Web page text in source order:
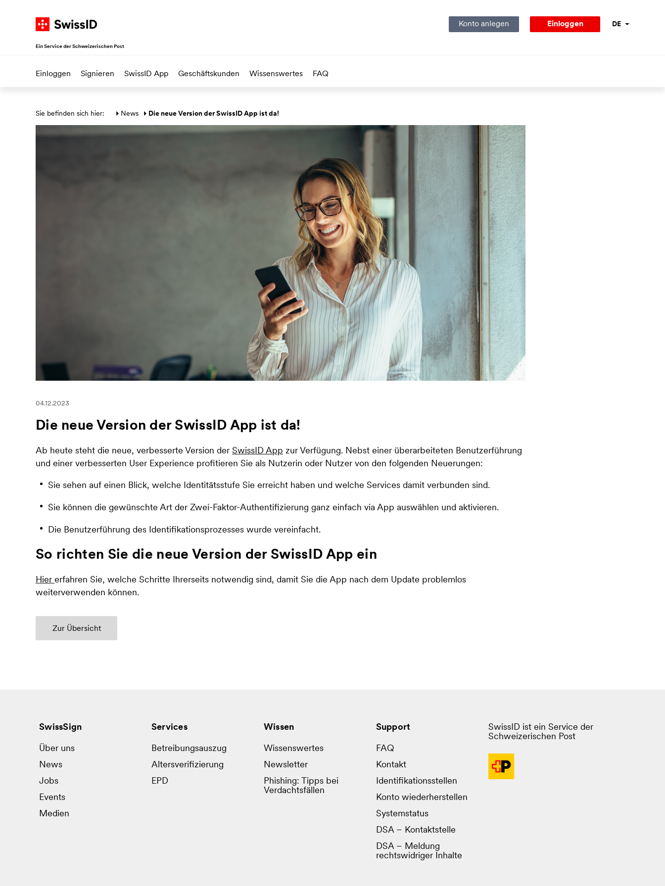
Navigieren auf SwissID
Ein Service der Schweizerischen Post
Konto anlegen Einloggen DE
Einloggen Signieren SwissID App Geschäftskunden Wissenswertes FAQ
Hauptbereich
Sie befinden sich hier: News Die neue Version der SwissID App ist da!
04.12.2023
Die neue Version der SwissID App ist da!
Ab heute steht die neue, verbesserte Version der SwissID App zur Verfügung. Nebst einer überarbeiteten Benutzerführung
und einer verbesserten User Experience profitieren Sie als Nutzerin oder Nutzer von den folgenden Neuerungen:
Sie sehen auf einen Blick, welche Identitätsstufe Sie erreicht haben und welche Services damit verbunden sind.
Sie können die gewünschte Art der Zwei-Faktor-Authentifizierung ganz einfach via App auswählen und aktivieren.
Die Benutzerführung des Identifikationsprozesses wurde vereinfacht.
So richten Sie die neue Version der SwissID App ein
Hier erfahren Sie, welche Schritte Ihrerseits notwendig sind, damit Sie die App nach dem Update problemlos
weiterverwenden können.
Zur Übersicht
SwissSign
Über uns
News
Jobs
Events
Medien
Services
Betreibungsauszug
Altersverifizierung
EPD
Wissen
Wissenswertes
Newsletter
Phishing: Tipps bei
Verdachtsfällen
Support
FAQ
Kontakt
Identifikationsstellen
Konto wiederherstellen
Systemstatus
DSA – Kontaktstelle
DSA – Meldung
rechtswidriger Inhalte
SwissID ist ein Service der
Schweizerischen Post